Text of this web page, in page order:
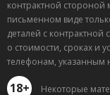
контрактной
письменном виде
деталей с
о стоимости, сроках и
телефонам, указанным
18+ Некоторые